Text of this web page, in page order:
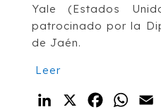
Yale (Estados
patrocinado por la
de Jaén.
Leer
LinkedIn Facebook